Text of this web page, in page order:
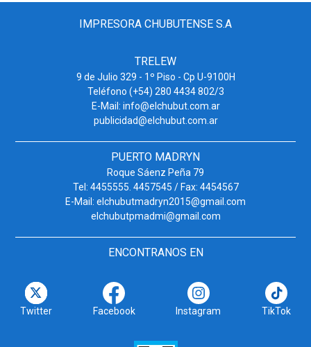
IMPRESORA CHUBUTENSE S.A
TRELEW
9 de Julio 329 - 1º Piso - Cp U-9100H
Teléfono (+54) 280 4434 802/3
E-Mail: info@elchubut.com.ar
publicidad@elchubut.com.ar
PUERTO MADRYN
Roque Sáenz Peña 79
Tel: 4455555. 4457545 / Fax: 4454567
E-Mail: elchubutmadryn2015@gmail.com
elchubutpmadmi@gmail.com
ENCONTRANOS EN
Twitter Facebook Instagram TikTok